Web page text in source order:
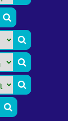




